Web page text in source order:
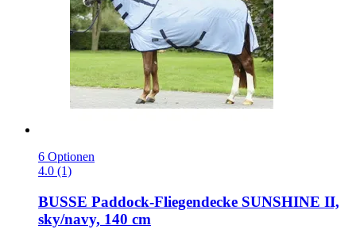
6 Optionen
4.0 (1)
BUSSE Paddock-​Fliegendecke SUNSHINE II,
sky/navy, 140 cm